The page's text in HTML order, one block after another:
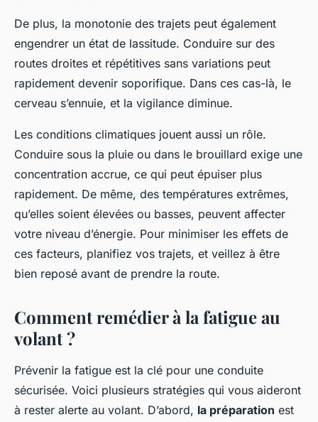
De plus, la monotonie des trajets peut également
engendrer un état de lassitude. Conduire sur des
routes droites et répétitives sans variations peut
rapidement devenir soporifique. Dans ces cas-là, le
cerveau s’ennuie, et la vigilance diminue.
Les conditions climatiques jouent aussi un rôle.
Conduire sous la pluie ou dans le brouillard exige une
concentration accrue, ce qui peut épuiser plus
rapidement. De même, des températures extrêmes,
qu’elles soient élevées ou basses, peuvent affecter
votre niveau d’énergie. Pour minimiser les effets de
ces facteurs, planifiez vos trajets, et veillez à être
bien reposé avant de prendre la route.
Comment remédier à la fatigue au
volant ?
Prévenir la fatigue est la clé pour une conduite
sécurisée. Voici plusieurs stratégies qui vous aideront
à rester alerte au volant. D’abord, la préparation est